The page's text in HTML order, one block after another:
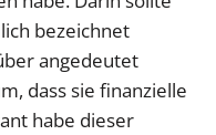
bezeichnet
angedeutet
dass sie finanzielle
habe dieser